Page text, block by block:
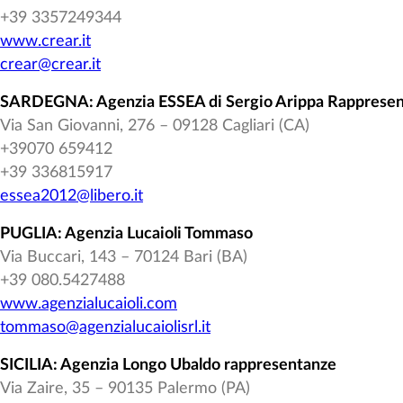
+39 3357249344
www.crear.it
crear@crear.it
SARDEGNA: Agenzia ESSEA di Sergio Arippa
Via San Giovanni, 276 – 09128 Cagliari (CA)
+39070 659412
+39 336815917
essea2012@libero.it
PUGLIA: Agenzia Lucaioli Tommaso
Via Buccari, 143 – 70124 Bari (BA)
+39 080.5427488
www.agenzialucaioli.com
tommaso@agenzialucaiolisrl.it
SICILIA: Agenzia Longo Ubaldo rappresentanze
Via Zaire, 35 – 90135 Palermo (PA)